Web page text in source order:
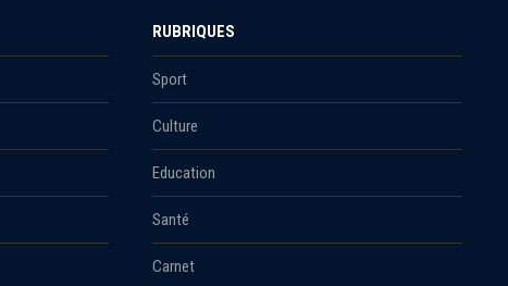
RUBRIQUES
Sport
Culture
Education
Santé
Carnet